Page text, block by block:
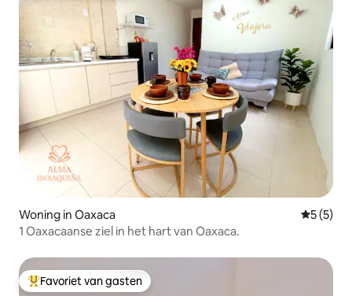
Woning in Oaxaca
5 (5)
1 Oaxacaanse ziel in het hart van Oaxaca.
Topfavoriet van gasten
Favoriet van gasten